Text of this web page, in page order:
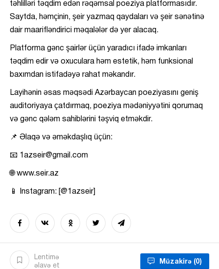
təhlilləri təqdim edən rəqəmsal poeziya platformasıdır.
Saytda, həmçinin, şeir yazmaq qaydaları və şeir sənətinə
dair maarifləndirici məqalələr də yer alacaq.
Platforma gənc şairlər üçün yaradıcı ifadə imkanları
təqdim edir və oxuculara həm estetik, həm funksional
baxımdan istifadəyə rahat məkandır.
Layihənin əsas məqsədi Azərbaycan poeziyasını geniş
auditoriyaya çatdırmaq, poeziya mədəniyyətini qorumaq
və gənc qələm sahiblərini təşviq etməkdir.
📌 Əlaqə və əməkdaşlıq üçün:
📧 1azseir@gmail.com
🌐 www.seir.az
📱 Instagram: [@1azseir]
Lentimə
əlavə et
Müzakirə (0)